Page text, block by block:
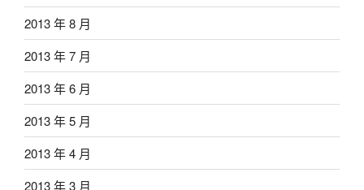
2013 年 8 月
2013 年 7 月
2013 年 6 月
2013 年 5 月
2013 年 4 月
2013 年 3 月